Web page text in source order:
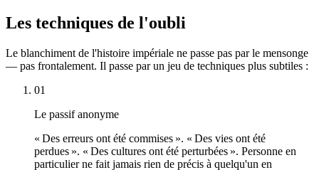
Les techniques de l'oubli
Le blanchiment de l'histoire impériale ne passe pas par le mensonge
— pas frontalement. Il passe par un jeu de techniques plus subtiles :
01
Le passif anonyme
« Des erreurs ont été commises ». « Des vies ont été
perdues ». « Des cultures ont été perturbées ». Personne en
particulier ne fait jamais rien de précis à quelqu'un en